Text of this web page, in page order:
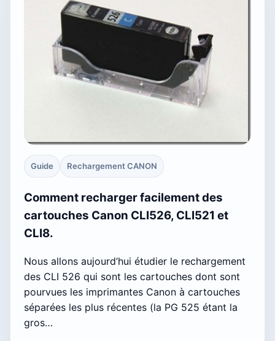
Guide Rechargement CANON
Comment recharger facilement des
cartouches Canon CLI526, CLI521 et
CLI8.
Nous allons aujourd’hui étudier le rechargement
des CLI 526 qui sont les cartouches dont sont
pourvues les imprimantes Canon à cartouches
séparées les plus récentes (la PG 525 étant la
gros…